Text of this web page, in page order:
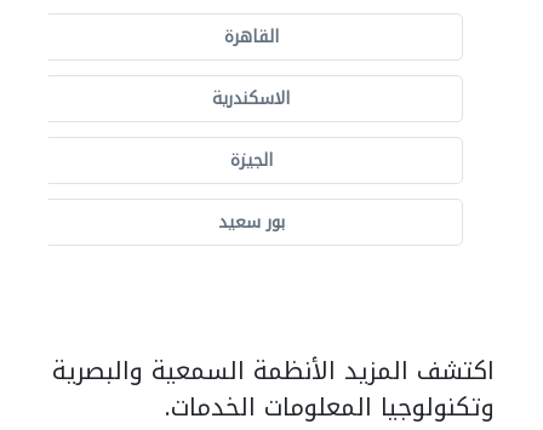
القاهرة
الاسكندرية
الجيزة
بور سعيد
اكتشف المزيد الأنظمة السمعية والبصرية
وتكنولوجيا المعلومات الخدمات.